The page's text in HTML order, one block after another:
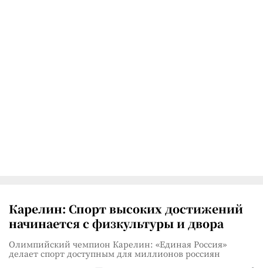
Карелин: Спорт высоких достижений
начинается с физкультуры и двора
Олимпийский чемпион Карелин: «Единая Россия»
делает спорт доступным для миллионов россиян